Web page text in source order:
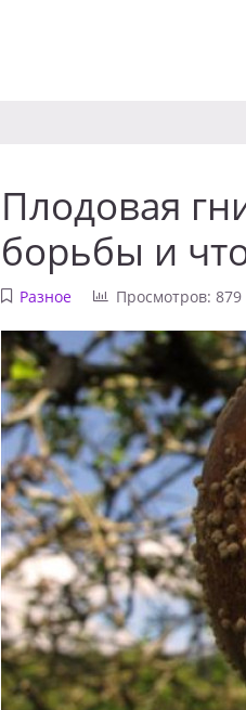
Плодовая
борьбы и
Разное Просмотров: 879